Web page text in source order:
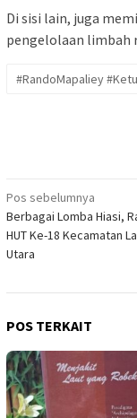
Di sisi lain, juga
pengelolaan limbah
#RandoMapaliey
Navigasi
pos
Pos sebelumnya
Berbagai Lomba Hiasi,
HUT Ke-18 Kecamatan
Utara
POS TERKAIT